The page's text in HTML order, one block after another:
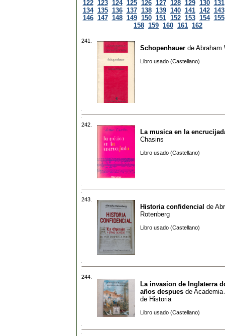
122 123 124 125 126 127 128 129 130 131
134 135 136 137 138 139 140 141 142 143
146 147 148 149 150 151 152 153 154 155
158 159 160 161 162
241.
Schopenhauer de Abraham
Libro usado (Castellano)
242.
La musica en la
Chasins
Libro usado (Castellano)
243.
Historia confidencial de
Rotenberg
Libro usado (Castellano)
244.
La invasion de Inglaterra
años despues de Academia
de Historia
Libro usado (Castellano)